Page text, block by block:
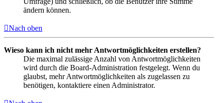
ändern können.
Nach oben
Wieso kann ich nicht mehr Antwortmöglichkeiten erstellen?
Die maximal zulässige Anzahl von Antwortmöglichkeiten
wird durch die Board-Administration festgelegt. Wenn du
glaubst, mehr Antwortmöglichkeiten als zugelassen zu
benötigen, kontaktiere einen Administrator.